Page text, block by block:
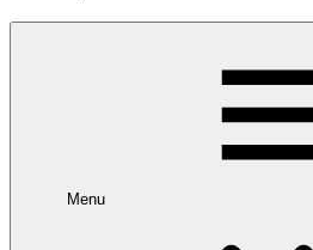
Menu